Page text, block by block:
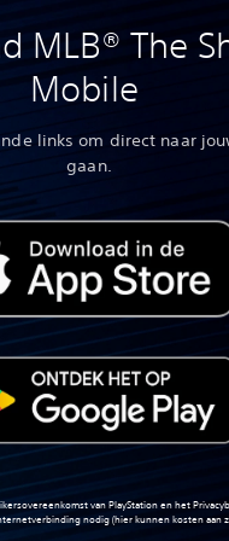
MLB® The
Mobile
links om direct naar
gaan.
van PlayStation en het
nodig (hier kunnen kosten aan